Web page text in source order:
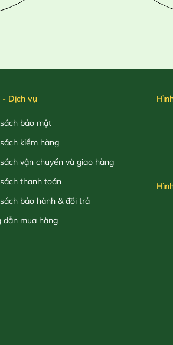
- Dịch vụ
bảo mật
kiểm hàng
vận chuyển và giao hàng
thanh toán
bảo hành & đổi trả
dẫn mua hàng